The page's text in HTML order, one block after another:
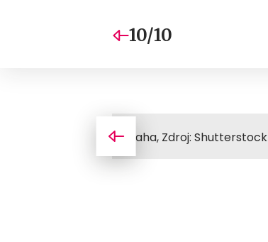
10/10
Praha, Zdroj: Shutterstock